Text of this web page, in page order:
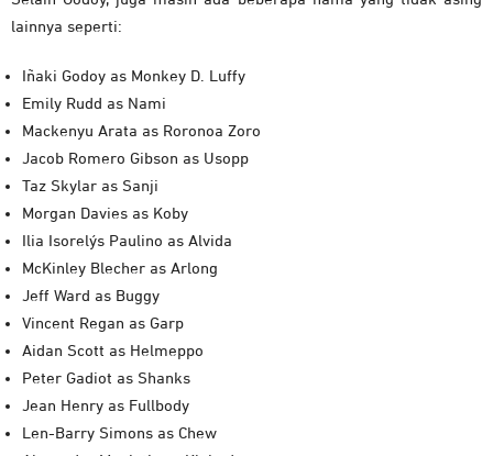
lainnya seperti:
Iñaki Godoy as Monkey D. Luffy
Emily Rudd as Nami
Mackenyu Arata as Roronoa Zoro
Jacob Romero Gibson as Usopp
Taz Skylar as Sanji
Morgan Davies as Koby
Ilia Isorelýs Paulino as Alvida
McKinley Blecher as Arlong
Jeff Ward as Buggy
Vincent Regan as Garp
Aidan Scott as Helmeppo
Peter Gadiot as Shanks
Jean Henry as Fullbody
Len-Barry Simons as Chew